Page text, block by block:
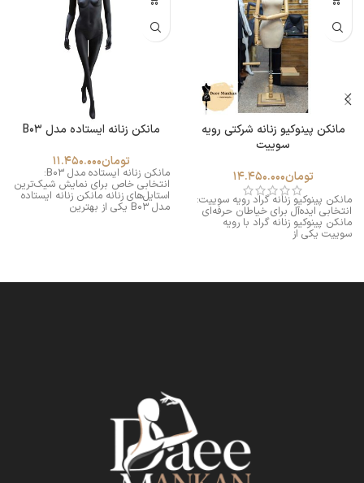
مانکن پینوکیو زنانه شرکتی رویه
سوییت
تومان14.450.000
مانکن پینوکیو زنانه گراد رویه سوییت:
انتخابی ایده‌آل برای خیاطان حرفه‌ای
مانکن پینوکیو زنانه گراد با رویه
سوییت یکی از
مانکن زنانه ایستاده مدل B03
تومان11.450.000
مانکن زنانه ایستاده مدل B03:
انتخابی خاص برای نمایش شیک‌ترین
استایل‌های زنانه مانکن زنانه ایستاده
مدل B03 یکی از بهترین